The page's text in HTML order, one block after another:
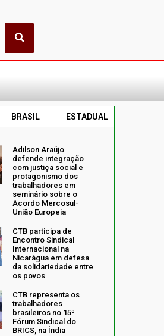
BRASIL ESTADUAL
Adilson Araújo
defende integração
com justiça social e
protagonismo dos
trabalhadores em
seminário sobre o
Acordo Mercosul-
União Europeia
CTB participa de
Encontro Sindical
Internacional na
Nicarágua em defesa
da solidariedade entre
os povos
CTB representa os
trabalhadores
brasileiros no 15º
Fórum Sindical do
BRICS, na Índia